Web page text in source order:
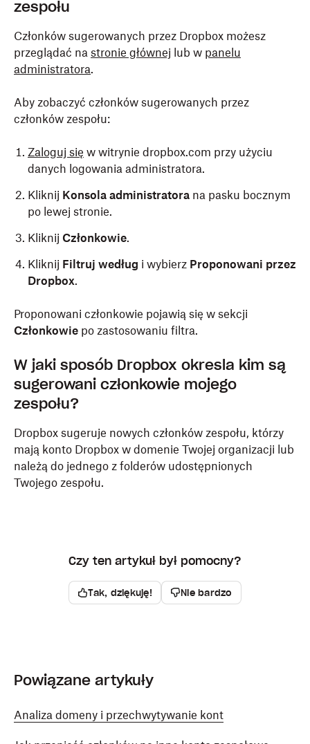
zespołu
Członków sugerowanych przez Dropbox możesz
przeglądać na stronie głównej lub w panelu
administratora.
Aby zobaczyć członków sugerowanych przez
członków zespołu:
Zaloguj się w witrynie dropbox.com przy użyciu
danych logowania administratora.
Kliknij Konsola administratora na pasku bocznym
po lewej stronie.
Kliknij Członkowie.
Kliknij Filtruj według i wybierz Proponowani przez
Dropbox.
Proponowani członkowie pojawią się w sekcji
Członkowie po zastosowaniu filtra.
W jaki sposób Dropbox określa kim są
sugerowani członkowie mojego
zespołu?
Dropbox sugeruje nowych członków zespołu, którzy
mają konto Dropbox w domenie Twojej organizacji lub
należą do jednego z folderów udostępnionych
Twojego zespołu.
Czy ten artykuł był pomocny?
Tak, dziękuję! Nie bardzo
Powiązane artykuły
Analiza domeny i przechwytywanie kont